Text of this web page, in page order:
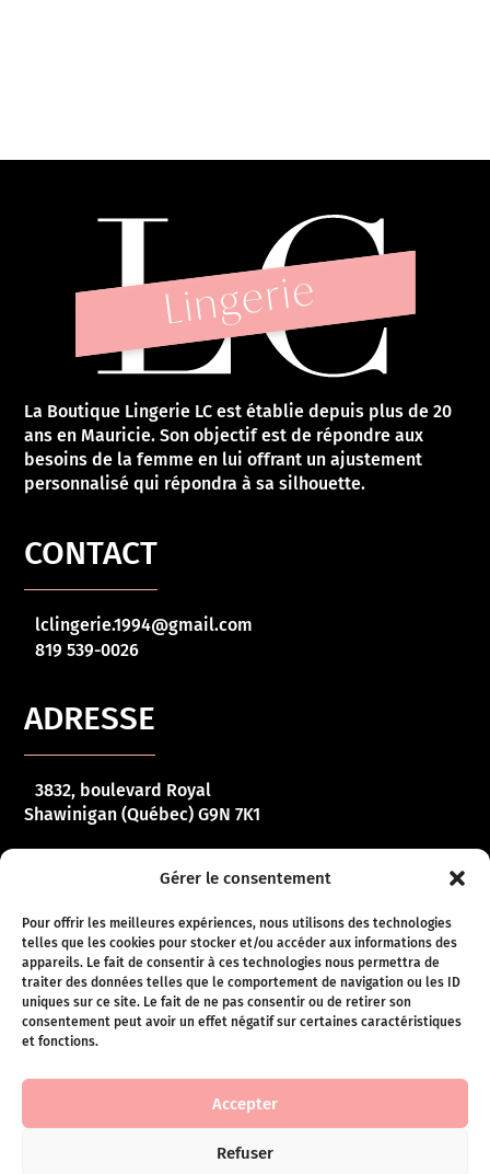
Gérer le consentement
Pour offrir les meilleures expériences, nous utilisons des technologies
telles que les cookies pour stocker et/ou accéder aux informations des
appareils. Le fait de consentir à ces technologies nous permettra de
traiter des données telles que le comportement de navigation ou les ID
uniques sur ce site. Le fait de ne pas consentir ou de retirer son
consentement peut avoir un effet négatif sur certaines caractéristiques
et fonctions.
Accepter
Refuser
La Boutique Lingerie LC est établie depuis plus de 20
ans en Mauricie. Son objectif est de répondre aux
besoins de la femme en lui offrant un ajustement
personnalisé qui répondra à sa silhouette.
CONTACT
lclingerie.1994@gmail.com
819 539-0026
ADRESSE
3832, boulevard Royal
Shawinigan (Québec) G9N 7K1
Lundi – vendredi :10 h 00 – 17 h 00
Samedi :10 h 00 – 16 h 00
Dimanche :
Conditions de ventes